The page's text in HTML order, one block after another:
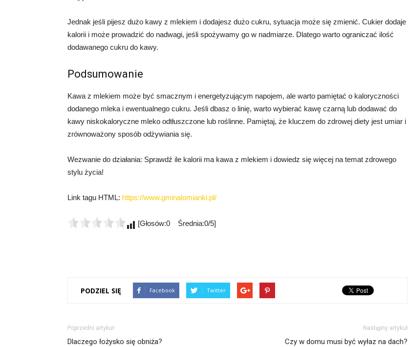
Jednak jeśli pijesz dużo kawy z mlekiem i dodajesz dużo cukru, sytuacja może się zmienić. Cukier dodaje
kalorii i może prowadzić do nadwagi, jeśli spożywamy go w nadmiarze. Dlatego warto ograniczać ilość
dodawanego cukru do kawy.
Podsumowanie
Kawa z mlekiem może być smacznym i energetyzującym napojem, ale warto pamiętać o kaloryczności
dodanego mleka i ewentualnego cukru. Jeśli dbasz o linię, warto wybierać kawę czarną lub dodawać do
kawy niskokaloryczne mleko odtłuszczone lub roślinne. Pamiętaj, że kluczem do zdrowej diety jest umiar i
zrównoważony sposób odżywiania się.
Wezwanie do działania: Sprawdź ile kalorii ma kawa z mlekiem i dowiedz się więcej na temat zdrowego
stylu życia!
Link tagu HTML: https://www.gminalomianki.pl/
[Głosów:0 Średnia:0/5]
PODZIEL SIĘ Facebook Twitter
Poprzedni artykuł
Dlaczego łożysko się obniża?
Następny artykuł
Czy w domu musi być wyłaz na dach?